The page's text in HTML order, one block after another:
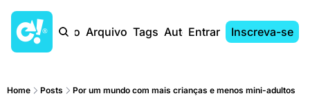
Início Arquivo Tags AutoresEntrar Inscreva-se
Home Posts Por um mundo com mais crianças e menos mini-adultos